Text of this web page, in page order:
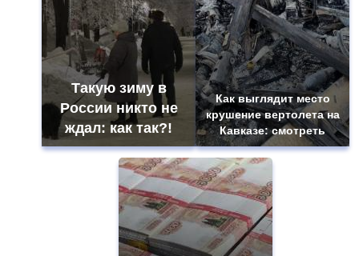
Такую зиму в
России никто не
ждал: как так?!
Как выглядит место
крушение вертолета на
Кавказе: смотреть